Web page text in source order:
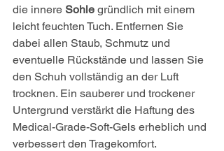
die innere Sohle gründlich mit einem
leicht feuchten Tuch. Entfernen Sie
dabei allen Staub, Schmutz und
eventuelle Rückstände und lassen Sie
den Schuh vollständig an der Luft
trocknen. Ein sauberer und trockener
Untergrund verstärkt die Haftung des
Medical-Grade-Soft-Gels erheblich und
verbessert den Tragekomfort.